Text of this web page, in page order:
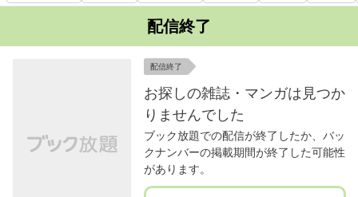
配信終了
配信終了
お探しの雑誌・マンガは見つか
りませんでした
ブック放題での配信が終了したか、バッ
クナンバーの掲載期間が終了した可能性
があります。